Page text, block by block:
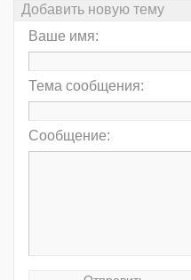
Добавить новую тему
Ваше имя:
Тема сообщения:
Сообщение: